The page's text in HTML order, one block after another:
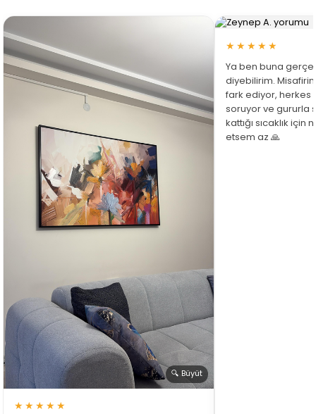
🔍 Büyüt
★★★★★
★★★★★
Ya ben buna
diyebilirim.
fark ediyor, herkes
soruyor ve gururla
kattığı sıcaklık
etsem az 🙏